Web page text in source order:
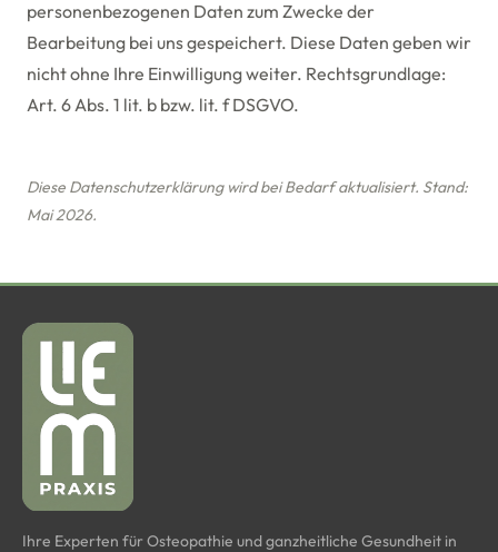
personenbezogenen Daten zum Zwecke der
Bearbeitung bei uns gespeichert. Diese Daten geben wir
nicht ohne Ihre Einwilligung weiter. Rechtsgrundlage:
Art. 6 Abs. 1 lit. b bzw. lit. f DSGVO.
Diese Datenschutzerklärung wird bei Bedarf aktualisiert. Stand:
Mai 2026.
Ihre Experten für Osteopathie und ganzheitliche Gesundheit in